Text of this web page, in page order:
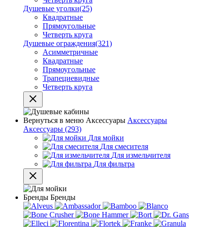
Душевые уголки(25)
Квадратные
Прямоугольные
Четверть круга
Душевые ограждения(321)
Асимметричные
Квадратные
Прямоугольные
Трапециевидные
Четверть круга
Вернуться в меню Аксессуары Аксессуары
Аксессуары (293)
Для мойки
Для смесителя
Для измельчителя
Для фильтра
Бренды Бренды